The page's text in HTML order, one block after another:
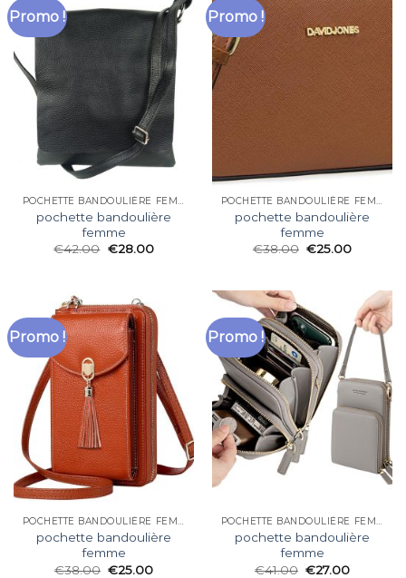
Promo !
POCHETTE BANDOULIÈRE FEMME
pochette bandoulière
femme
€42.00 €28.00
Promo !
POCHETTE BANDOULIÈRE FEMME
pochette bandoulière
femme
€38.00 €25.00
Promo !
POCHETTE BANDOULIÈRE FEMME
pochette bandoulière
femme
€38.00 €25.00
Promo !
POCHETTE BANDOULIÈRE FEMME
pochette bandoulière
femme
€41.00 €27.00